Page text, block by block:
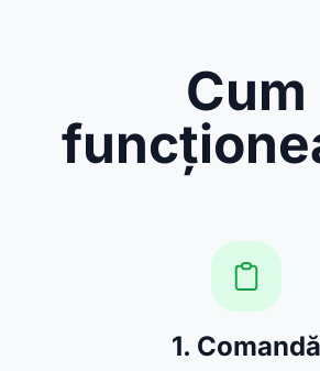
Cum
1. Comandă